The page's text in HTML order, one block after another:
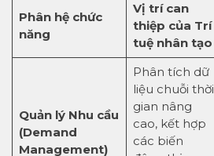
Phân hệ chức
năng
Vị trí can
thiệp của Trí
tuệ nhân tạo
Quản lý Nhu cầu
(Demand
Management)
Phân tích dữ
liệu chuỗi thời
gian nâng
cao, kết hợp
các biến